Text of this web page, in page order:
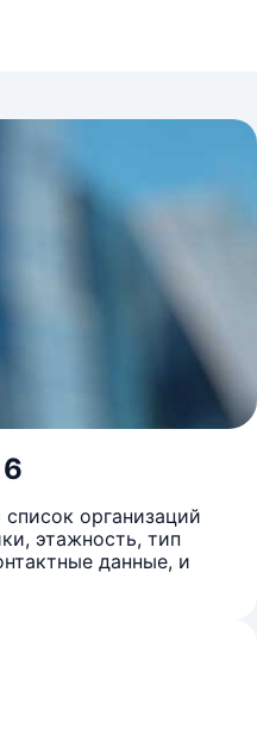
организаций
этажность, тип
данные, и